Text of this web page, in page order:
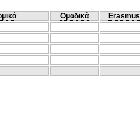
Ομαδικά Erasmus